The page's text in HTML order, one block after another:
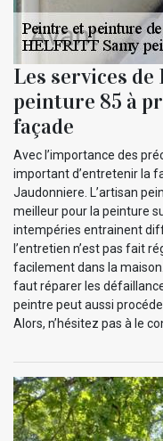
Les services
peinture 85 à
façade
Avec l’importance des
important d’entretenir la
Jaudonniere. L’artisan
meilleur pour la peinture
intempéries entrainent
l’entretien n’est pas fait
facilement dans la
faut réparer les
peintre peut aussi
Alors, n’hésitez pas à le